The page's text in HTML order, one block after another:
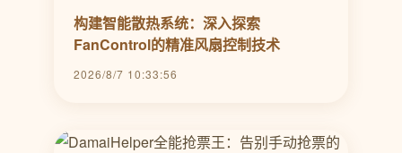
构建智能散热系统：深入探索
FanControl的精准风扇控制技术
2026/8/7 10:33:56